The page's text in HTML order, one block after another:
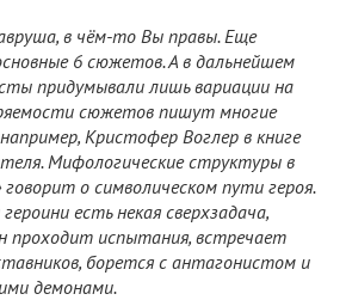
в чём-то Вы правы. Еще
6 сюжетов. А в дальнейшем
придумывали лишь вариации на
сюжетов пишут многие
Кристофер Воглер в книге
Мифологические структуры в
о символическом пути героя.
есть некая сверхзадача,
проходит испытания, встречает
борется с антагонистом и
демонами.